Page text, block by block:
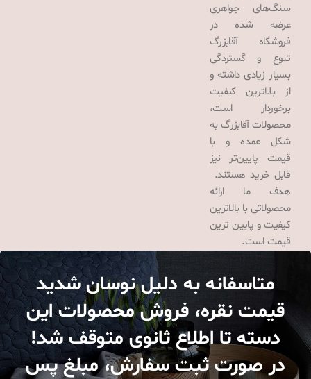
سنگ‌های جواهری
عرضه شده در
فروشگاه آقابزرگ
تنوع و گستردگی
بسیار زیادی داشته و
از بالاترین کیفیت
برخوردار است،
محصولات آقابزرگ به
شکل عمده و با
قیمت پایین‌تر نیز
قابل خرید هستند.
هدف ما ارائه
محصولاتی با بالاترین
کیفیت و پایین ترین
قیمت است.
متاسفانه به دلیل نوسان شدید
قیمت نقره، فروش محصولات این
دسته تا اطلاع ثانوی متوقف شد!
در صورت ثبت سفارش، مبلغ پس